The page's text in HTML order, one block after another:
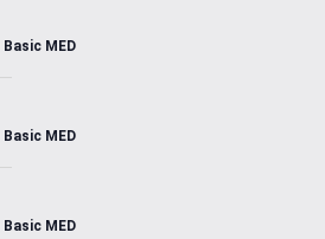
MED
MED
MED